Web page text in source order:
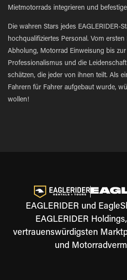
Mietmotorrads integrieren und
Die wahren Stars jedes EAGLERIDER-
hochqualifiziertes Personal. Vom
Abholung, Motorrad Einweisung bis
Professionalismus und die
schätzen, die jeder von ihnen teilt. Als
Fahrern für Fahrer aufgebaut wurde,
wollen!
EAGLERIDER und
EAGLERIDER
vertrauenswürdigsten
und